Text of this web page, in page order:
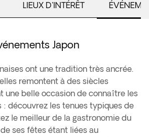
LIEUX D'INTÉRÊT
Japon
ont une tradition très ancrée.
remontent à des siècles
une belle occasion de connaître les
: découvrez les tenues typiques de
le meilleur de la gastronomie du
ses fêtes étant liées au